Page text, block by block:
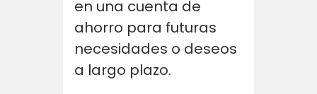
en una cuenta de
ahorro para futuras
necesidades o deseos
a largo plazo.